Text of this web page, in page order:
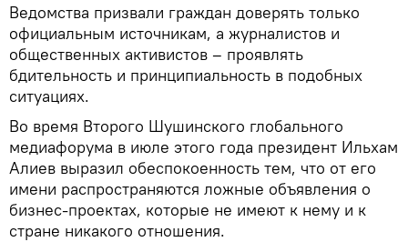
Ведомства призвали граждан доверять только
официальным источникам, а журналистов и
общественных активистов – проявлять
бдительность и принципиальность в подобных
ситуациях.
Во время Второго Шушинского глобального
медиафорума в июле этого года президент Ильхам
Алиев выразил обеспокоенность тем, что от его
имени распространяются ложные объявления о
бизнес-проектах, которые не имеют к нему и к
стране никакого отношения.